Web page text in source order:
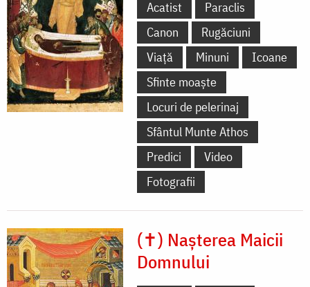
Acatist
Paraclis
Canon
Rugăciuni
Viață
Minuni
Icoane
Sfinte moaște
Locuri de pelerinaj
Sfântul Munte Athos
Predici
Video
Fotografii
(✝) Nașterea Maicii
Domnului